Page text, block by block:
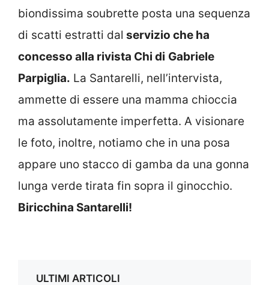
biondissima soubrette posta una sequenza
di scatti estratti dal servizio che ha
concesso alla rivista Chi di Gabriele
Parpiglia. La Santarelli, nell’intervista,
ammette di essere una mamma chioccia
ma assolutamente imperfetta. A visionare
le foto, inoltre, notiamo che in una posa
appare uno stacco di gamba da una gonna
lunga verde tirata fin sopra il ginocchio.
Biricchina Santarelli!
ULTIMI ARTICOLI